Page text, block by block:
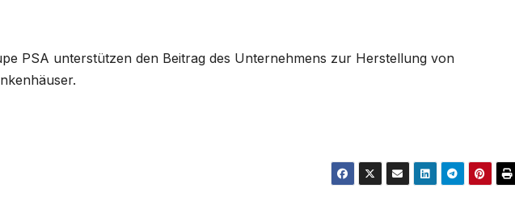
PSA unterstützen den Beitrag des Unternehmens zur Herstellung von